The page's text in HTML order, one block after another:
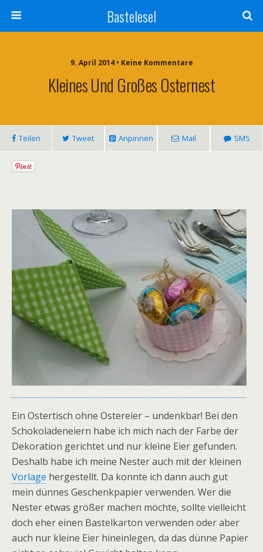
Bastelesel
9. April 2014 • Keine Kommentare
Kleines Und Großes Osternest
Teilen Tweet Anpinnen Mail SMS
Ein Ostertisch ohne Ostereier – undenkbar! Bei den
Schokoladeneiern habe ich mich nach der Farbe der
Dekoration gerichtet und nur kleine Eier gefunden.
Deshalb habe ich meine Nester auch mit der kleinen
Vorlage hergestellt. Da konnte ich dann auch gut
mein dünnes Geschenkpapier verwenden. Wer die
Nester etwas größer machen möchte, sollte vielleicht
doch eher einen Bastelkarton verwenden oder aber
auch nur kleine Eier hineinlegen, da das dünne Papier